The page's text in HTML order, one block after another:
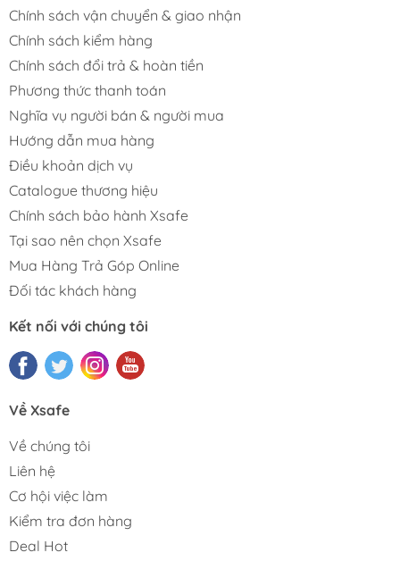
Chính sách vận chuyển & giao nhận
Chính sách kiểm hàng
Chính sách đổi trả & hoàn tiền
Phương thức thanh toán
Nghĩa vụ người bán & người mua
Hướng dẫn mua hàng
Điều khoản dịch vụ
Catalogue thương hiệu
Chính sách bảo hành Xsafe
Tại sao nên chọn Xsafe
Mua Hàng Trả Góp Online
Đối tác khách hàng
Kết nối với chúng tôi
Về Xsafe
Về chúng tôi
Liên hệ
Cơ hội việc làm
Kiểm tra đơn hàng
Deal Hot